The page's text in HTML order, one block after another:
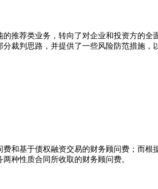
推荐类业务，转向了对企业和投资方的全
裁判思路，并提供了一些风险防范措施，
和基于债权融资交易的财务顾问费；而
种性质合同所收取的财务顾问费。